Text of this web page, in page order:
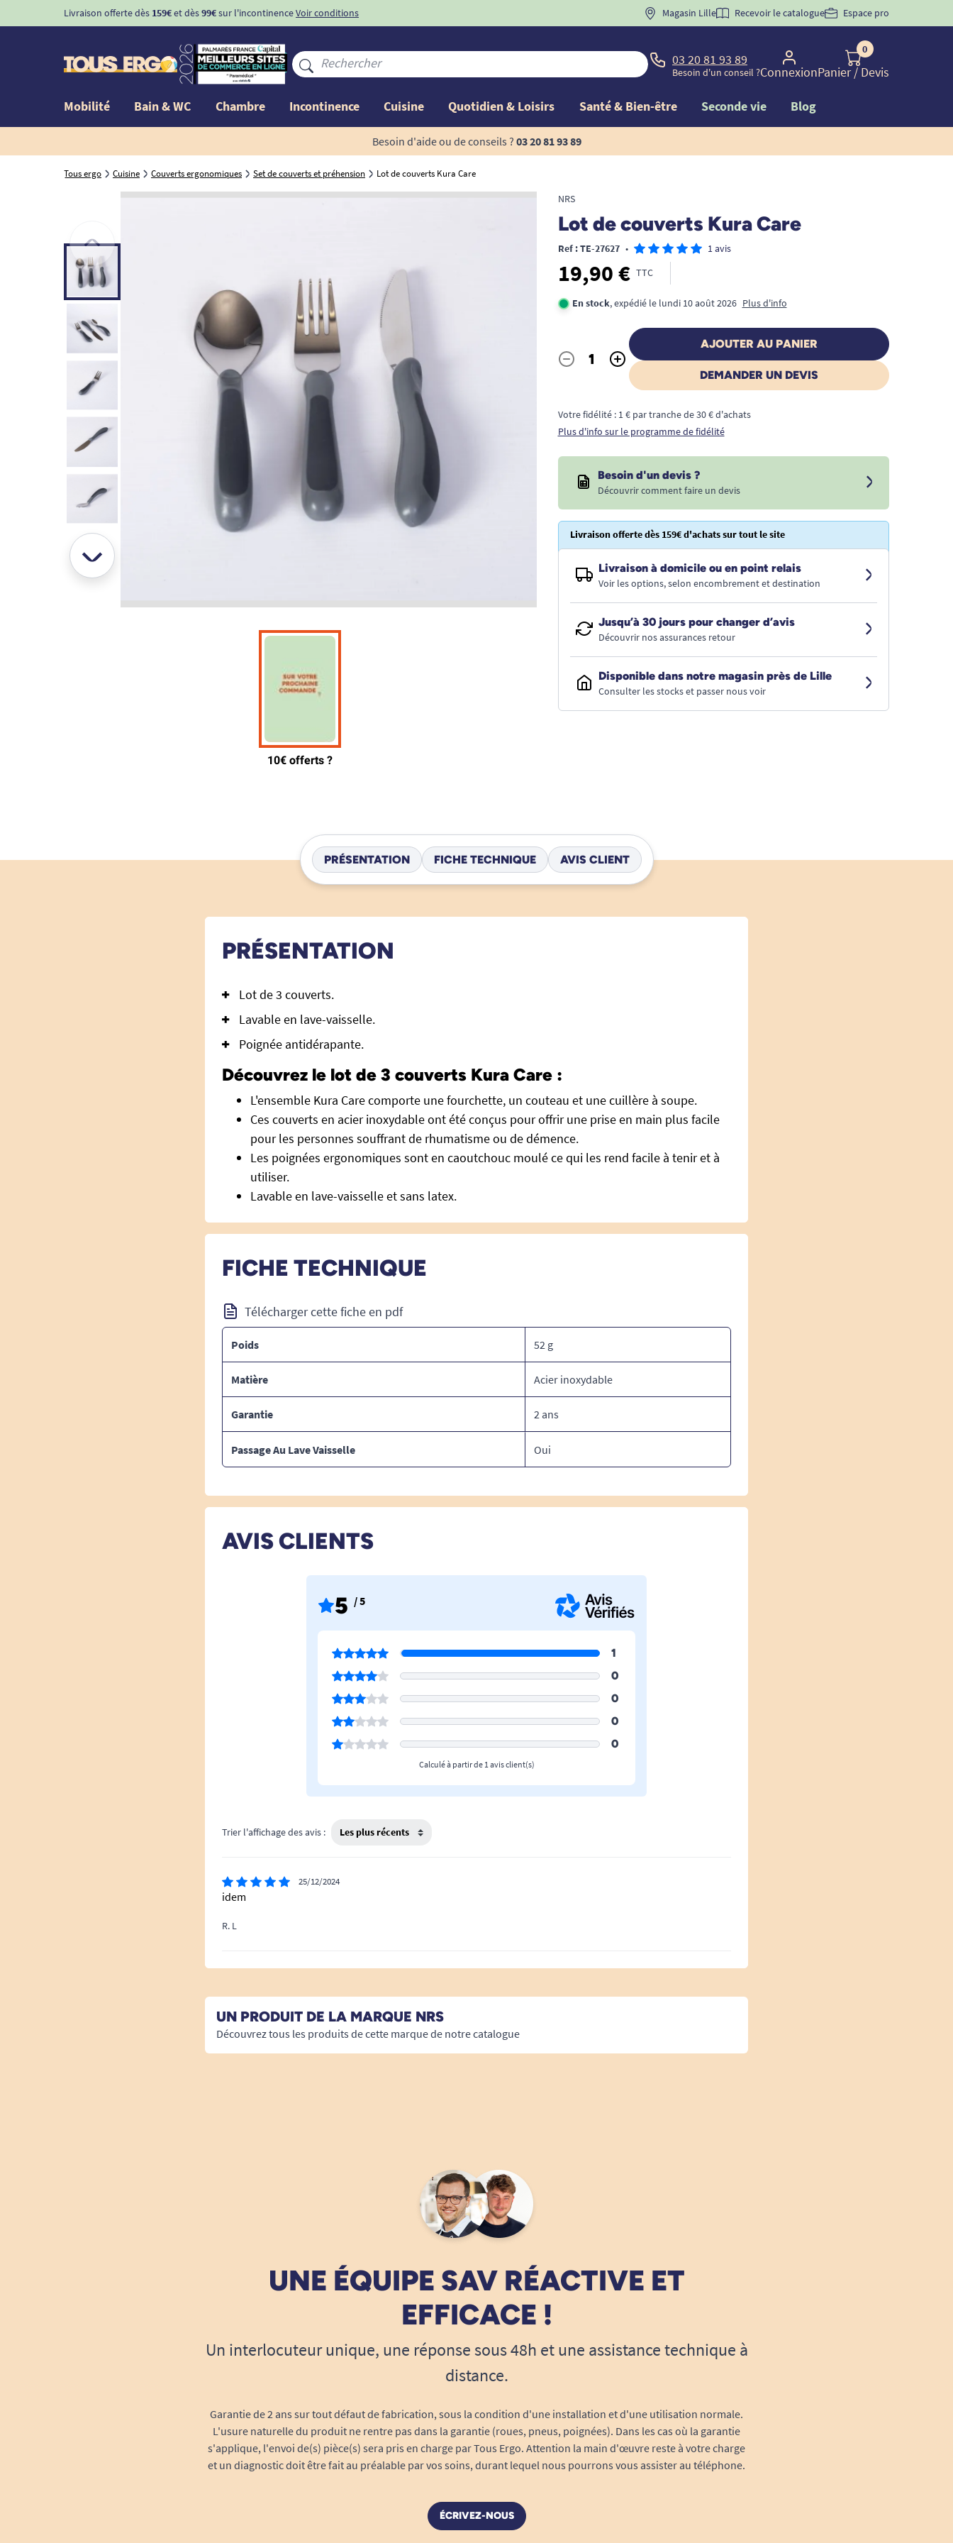
Livraison offerte dès 159€et dès99€sur l'incontinenceVoir conditions BIENVENUE" pourla 1ère commande d'incontinence
Magasin Lille Recevoir le catalogue Espace pro
03 20 81 93 89
Besoin d'un conseil ?Connexion
0
Panier/ Devis
Mobilité Bain & WC Chambre Incontinence Cuisine Quotidien & Loisirs Santé & Bien-être Seconde vie Blog
Besoin d'aide ou de conseils ? 03 20 81 93 89
Tous ergo Cuisine Couverts ergonomiques Set de couverts et préhension Lot de couverts Kura Care
NRS
Lot de couverts Kura Care
Ref : TE-27627 • 1 avis
19,90 € TTC
En stock, expédié le lundi 10 août 2026 Plus d'info
Quantité
- +
AJOUTER AU PANIER
DEMANDER UN DEVIS
Votre fidélité : 1 € par tranche de 30 € d'achats
Plus d'info sur le programme de fidélité
Besoin d'un devis ?
Découvrir comment faire un devis
Livraison offerte dès 159€ d'achats sur tout le site
Livraison à domicile ou en point relais
Voir les options, selon encombrement et destination
Jusqu’à 30 jours pour changer d’avis
Découvrir nos assurances retour
Disponible dans notre magasin près de Lille
Consulter les stocks et passer nous voir
PRÉSENTATION FICHE TECHNIQUE AVIS CLIENT
PRÉSENTATION
Lot de 3 couverts.
Lavable en lave-vaisselle.
Poignée antidérapante.
Découvrez le lot de 3 couverts Kura Care :
L'ensemble Kura Care comporte une fourchette, un couteau et une cuillère à soupe.
Ces couverts en acier inoxydable ont été conçus pour offrir une prise en main plus facile
pour les personnes souffrant de rhumatisme ou de démence.
Les poignées ergonomiques sont en caoutchouc moulé ce qui les rend facile à tenir et à
utiliser.
Lavable en lave-vaisselle et sans latex.
FICHE TECHNIQUE
Télécharger cette fiche en pdf
Poids 52 g
Matière Acier inoxydable
Garantie 2 ans
Passage Au Lave Vaisselle Oui
AVIS CLIENTS
5 / 5
1
0
0
0
0
Calculé à partir de 1 avis client(s)
Trier l'affichage des avis :
25/12/2024
idem
R. L
UN PRODUIT DE LA MARQUE NRS
Découvrez tous les produits de cette marque de notre catalogue
UNE ÉQUIPE SAV RÉACTIVE ET
EFFICACE !
Un interlocuteur unique, une réponse sous 48h et une assistance technique à
distance.
Garantie de 2 ans sur tout défaut de fabrication, sous la condition d'une installation et d'une utilisation normale.
L'usure naturelle du produit ne rentre pas dans la garantie (roues, pneus, poignées). Dans les cas où la garantie
s'applique, l'envoi de(s) pièce(s) sera pris en charge par Tous Ergo. Attention la main d'œuvre reste à votre charge
et un diagnostic doit être fait au préalable par vos soins, durant lequel nous pourrons vous assister au téléphone.
ÉCRIVEZ-NOUS